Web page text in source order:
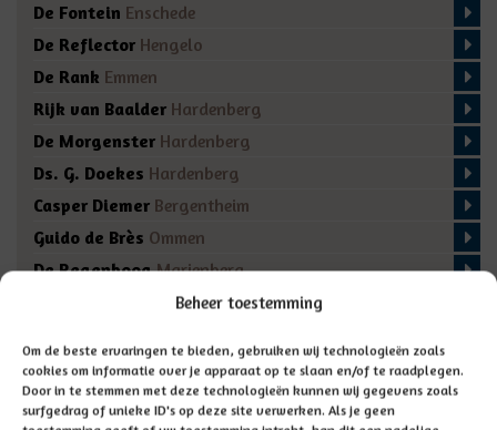
Beheer toestemming
Om de beste ervaringen te bieden, gebruiken wij technologieën zoals
cookies om informatie over je apparaat op te slaan en/of te raadplegen.
Door in te stemmen met deze technologieën kunnen wij gegevens zoals
surfgedrag of unieke ID's op deze site verwerken. Als je geen
De Fontein Enschede
De Reflector Hengelo
De Rank Emmen
Rijk van Baalder Hardenberg
De Morgenster Hardenberg
Ds. G. Doekes Hardenberg
Casper Diemer Bergentheim
Guido de Brès Ommen
De RegenboogMarienberg
De BronEnschede